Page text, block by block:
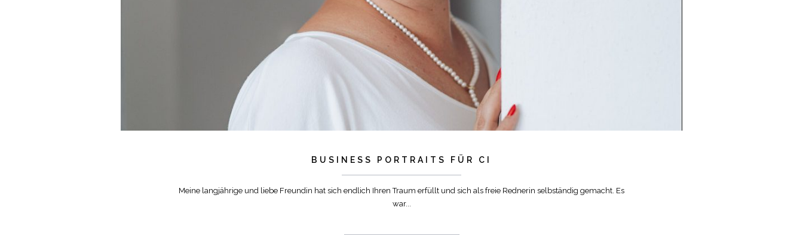
BUSINESS PORTRAITS FÜR CI
Meine langjährige und liebe Freundin hat sich endlich Ihren Traum erfüllt und sich als freie Rednerin selbständig gemacht. Es
war...